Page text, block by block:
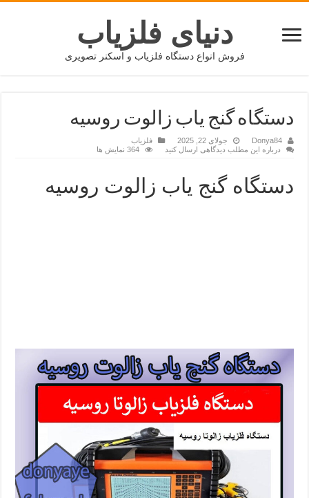
دنیای فلزیاب
فروش انواع دستگاه فلزیاب و اسکنر تصویری
دستگاه گنج‌ یاب زالوت روسیه
Donya84 جولای 22, 2025
فلزیاب
درباره این مطلب دیدگاهی ارسال کنید
364 نمایش ها
دستگاه گنج‌ یاب زالوت روسیه